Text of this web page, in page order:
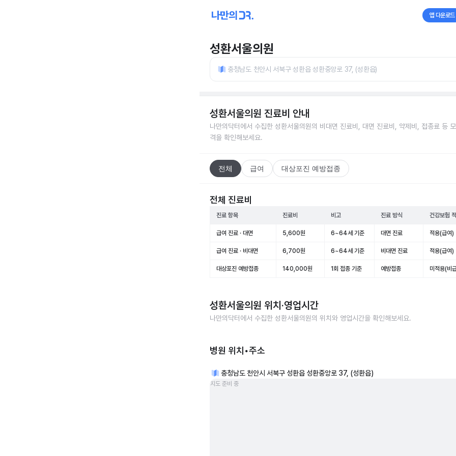
앱 다운로드
성환서울의원
충청남도 천안시 서북구 성환읍 성환중앙로 37, (성환읍)
성환서울의원 진료비 안내
나만의닥터에서 수집한 성환서울의원의 비대면 진료비, 대면 진료비, 약제비, 접종료 등
격을 확인해보세요.
전체 급여 대상포진 예방접종
전체 진료비
진료 항목 진료비 비고 진료 방식 건강보험
급여 진료 · 대면 5,600원 6~64세 기준 대면 진료 적용(급여)
급여 진료 · 비대면 6,700원 6~64세 기준 비대면 진료 적용(급여)
대상포진 예방접종 140,000원 1회 접종 기준 예방접종 미적용(비
성환서울의원 위치·영업시간
나만의닥터에서 수집한 성환서울의원의 위치와 영업시간을 확인해보세요.
병원 위치•주소
충청남도 천안시 서북구 성환읍 성환중앙로 37, (성환읍)
지도 준비 중